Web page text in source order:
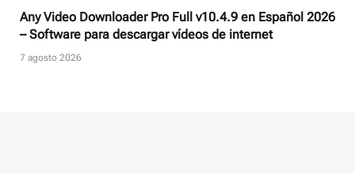
Any Video Downloader Pro Full v10.4.9 en Español 2026
– Software para descargar vídeos de internet
7 agosto 2026